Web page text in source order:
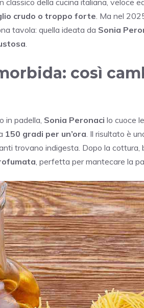
classico della cucina italiana, veloce
crudo o troppo forte. Ma nel
tavola: quella ideata da Sonia
.
così
in padella, Sonia Peronaci lo cuoce
150 gradi per un’ora. Il risultato è
trovano indigesta. Dopo la cottura,
, perfetta per mantecare la